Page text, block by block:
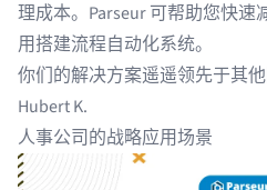
理成本。Parseur 可帮助您快速
用搭建流程自动化系统。
你们的解决方案遥遥领先于其他
Hubert K.
人事公司的战略应用场景